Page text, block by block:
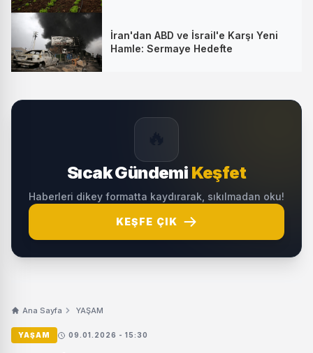
İran'dan ABD ve İsrail'e Karşı Yeni
Hamle: Sermaye Hedefte
Sıcak Gündemi Keşfet
Haberleri dikey formatta kaydırarak, sıkılmadan oku!
KEŞFE ÇIK
Ana Sayfa YAŞAM
YAŞAM 09.01.2026 - 15:30